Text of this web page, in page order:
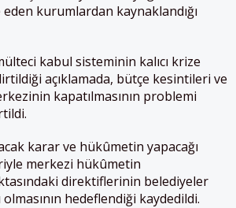
kurumlardan kaynaklandığı
kabul sisteminin kalıcı krize
açıklamada, bütçe kesintileri ve
kapatılmasının problemi
karar ve hükûmetin yapacağı
merkezi hükûmetin
direktiflerinin belediyeler
olmasının hedeflendiği kaydedildi.